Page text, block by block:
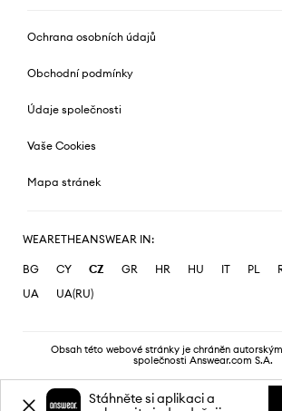
Ochrana osobních údajů
Obchodní podmínky
Údaje společnosti
Vaše Cookies
Mapa stránek
WEARETHEANSWEAR IN:
BG CY CZ GR HR HU IT PL
UA
UA(RU)
Obsah této webové stránky je chráněn
společnosti Answear.com S.A.
Stáhněte si aplikaci a